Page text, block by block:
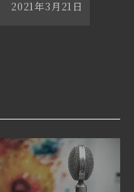
2021年3月21日